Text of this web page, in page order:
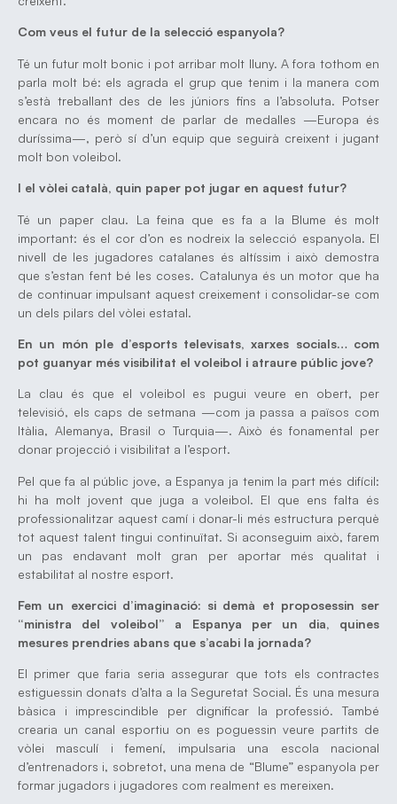
Com veus el futur de la selecció espanyola?
Té un futur molt bonic i pot arribar molt lluny. A fora tothom en
parla molt bé: els agrada el grup que tenim i la manera com
s’està treballant des de les júniors fins a l’absoluta. Potser
encara no és moment de parlar de medalles —Europa és
duríssima—, però sí d’un equip que seguirà creixent i jugant
molt bon voleibol.
I el vòlei català, quin paper pot jugar en aquest futur?
Té un paper clau. La feina que es fa a la Blume és molt
important: és el cor d’on es nodreix la selecció espanyola. El
nivell de les jugadores catalanes és altíssim i això demostra
que s’estan fent bé les coses. Catalunya és un motor que ha
de continuar impulsant aquest creixement i consolidar-se com
un dels pilars del vòlei estatal.
En un món ple d’esports televisats, xarxes socials… com
pot guanyar més visibilitat el voleibol i atraure públic jove?
La clau és que el voleibol es pugui veure en obert, per
televisió, els caps de setmana —com ja passa a països com
Itàlia, Alemanya, Brasil o Turquia—. Això és fonamental per
donar projecció i visibilitat a l’esport.
Pel que fa al públic jove, a Espanya ja tenim la part més difícil:
hi ha molt jovent que juga a voleibol. El que ens falta és
professionalitzar aquest camí i donar-li més estructura perquè
tot aquest talent tingui continuïtat. Si aconseguim això, farem
un pas endavant molt gran per aportar més qualitat i
estabilitat al nostre esport.
Fem un exercici d’imaginació: si demà et proposessin ser
“ministra del voleibol” a Espanya per un dia, quines
mesures prendries abans que s’acabi la jornada?
El primer que faria seria assegurar que tots els contractes
estiguessin donats d’alta a la Seguretat Social. És una mesura
bàsica i imprescindible per dignificar la professió. També
crearia un canal esportiu on es poguessin veure partits de
vòlei masculí i femení, impulsaria una escola nacional
d’entrenadors i, sobretot, una mena de “Blume” espanyola per
formar jugadors i jugadores com realment es mereixen.